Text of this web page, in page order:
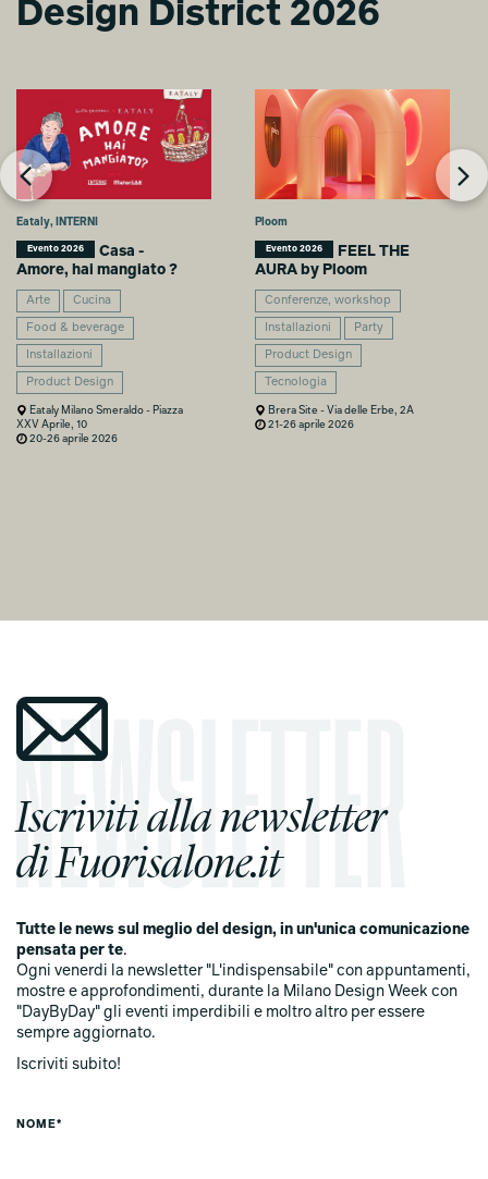
Tells the Whole
Tells the Whole
Design District 2026
Eataly, INTERNI
Evento 2026
Casa -
Amore, hai mangiato ?
Arte Cucina
Food & beverage
Installazioni
Product Design
Eataly Milano Smeraldo - Piazza
XXV Aprile, 10
20-26 aprile 2026
Ploom
Evento 2026
FEEL THE
AURA by Ploom
Conferenze, workshop
Installazioni Party
Product Design
Tecnologia
Brera Site - Via delle Erbe, 2A
21-26 aprile 2026
Iscriviti alla newsletter
di Fuorisalone.it
Tutte le news sul meglio del design, in un'unica comunicazione
pensata per te.
Ogni venerdi la newsletter "L'indispensabile" con appuntamenti,
mostre e approfondimenti, durante la Milano Design Week con
"DayByDay" gli eventi imperdibili e moltro altro per essere
sempre aggiornato.
Iscriviti subito!
NOME*